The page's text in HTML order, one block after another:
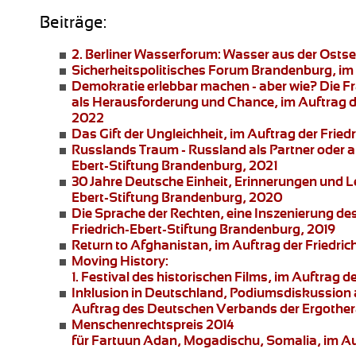
Beiträge:
2. Berliner Wasserforum: Wasser aus der
Sicherheitspolitisches Forum Brandenburg,
Demokratie erlebbar machen - aber wie? Die
als Herausforderung und Chance, im Auftrag
2022
Das Gift der Ungleichheit, im Auftrag der
Russlands Traum - Russland als Partner oder
Ebert-Stiftung Brandenburg, 2021
30 Jahre Deutsche Einheit, Erinnerungen und
Ebert-Stiftung Brandenburg, 2020
Die Sprache der Rechten, eine Inszenierung
Friedrich-Ebert-Stiftung Brandenburg, 2019
Return to Afghanistan, im Auftrag der
Moving History:
1. Festival des historischen Films, im Auftrag
Inklusion in Deutschland, Podiumsdiskussion
Auftrag des Deutschen Verbands der
Menschenrechtspreis 2014
für Fartuun Adan, Mogadischu, Somalia, im